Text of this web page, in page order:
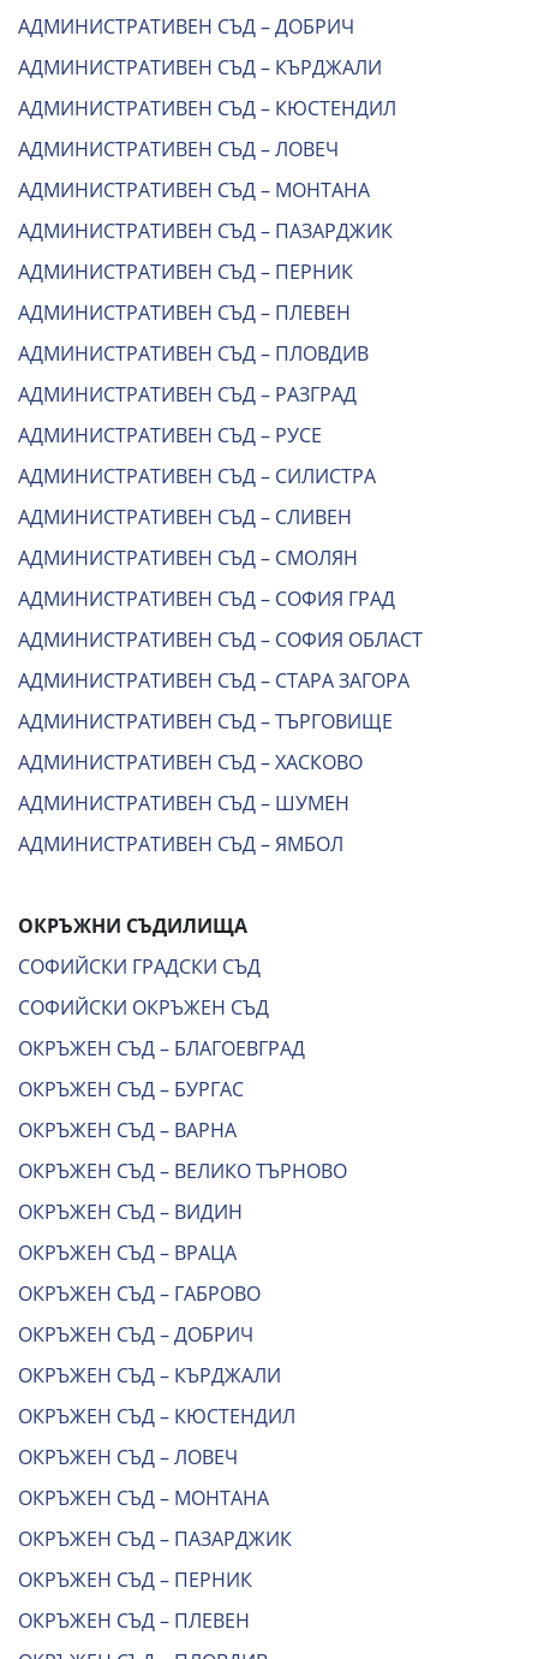
АДМИНИСТРАТИВЕН СЪД – ДОБРИЧ
АДМИНИСТРАТИВЕН СЪД – КЪРДЖАЛИ
АДМИНИСТРАТИВЕН СЪД – КЮСТЕНДИЛ
АДМИНИСТРАТИВЕН СЪД – ЛОВЕЧ
АДМИНИСТРАТИВЕН СЪД – МОНТАНА
АДМИНИСТРАТИВЕН СЪД – ПАЗАРДЖИК
АДМИНИСТРАТИВЕН СЪД – ПЕРНИК
АДМИНИСТРАТИВЕН СЪД – ПЛЕВЕН
АДМИНИСТРАТИВЕН СЪД – ПЛОВДИВ
АДМИНИСТРАТИВЕН СЪД – РАЗГРАД
АДМИНИСТРАТИВЕН СЪД – РУСЕ
АДМИНИСТРАТИВЕН СЪД – СИЛИСТРА
АДМИНИСТРАТИВЕН СЪД – СЛИВЕН
АДМИНИСТРАТИВЕН СЪД – СМОЛЯН
АДМИНИСТРАТИВЕН СЪД – СОФИЯ ГРАД
АДМИНИСТРАТИВЕН СЪД – СОФИЯ ОБЛАСТ
АДМИНИСТРАТИВЕН СЪД – СТАРА ЗАГОРА
АДМИНИСТРАТИВЕН СЪД – ТЪРГОВИЩЕ
АДМИНИСТРАТИВЕН СЪД – ХАСКОВО
АДМИНИСТРАТИВЕН СЪД – ШУМЕН
АДМИНИСТРАТИВЕН СЪД – ЯМБОЛ
ОКРЪЖНИ СЪДИЛИЩА
СОФИЙСКИ ГРАДСКИ СЪД
СОФИЙСКИ ОКРЪЖЕН СЪД
ОКРЪЖЕН СЪД – БЛАГОЕВГРАД
ОКРЪЖЕН СЪД – БУРГАС
ОКРЪЖЕН СЪД – ВАРНА
ОКРЪЖЕН СЪД – ВЕЛИКО ТЪРНОВО
ОКРЪЖЕН СЪД – ВИДИН
ОКРЪЖЕН СЪД – ВРАЦА
ОКРЪЖЕН СЪД – ГАБРОВО
ОКРЪЖЕН СЪД – ДОБРИЧ
ОКРЪЖЕН СЪД – КЪРДЖАЛИ
ОКРЪЖЕН СЪД – КЮСТЕНДИЛ
ОКРЪЖЕН СЪД – ЛОВЕЧ
ОКРЪЖЕН СЪД – МОНТАНА
ОКРЪЖЕН СЪД – ПАЗАРДЖИК
ОКРЪЖЕН СЪД – ПЕРНИК
ОКРЪЖЕН СЪД – ПЛЕВЕН